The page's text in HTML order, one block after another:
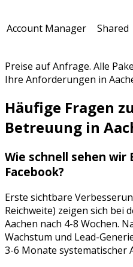
Account Manager Shared
Preise auf Anfrage. Alle
Ihre Anforderungen in
Häufige Fragen
Betreuung in
Wie schnell sehen wir
Facebook?
Erste sichtbare
Reichweite) zeigen sich bei
Aachen nach 4-8 Wochen.
Wachstum und Lead-
3-6 Monate systematischer